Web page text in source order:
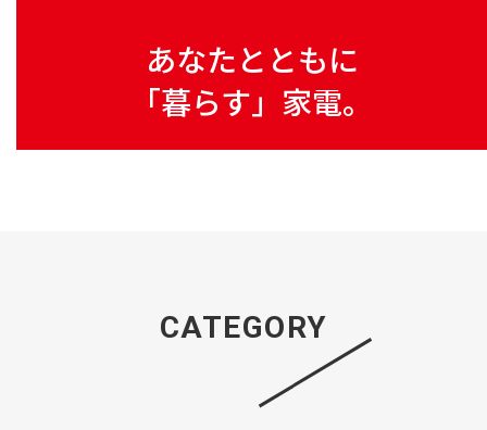
あなたとともに
「暮らす」家電。
CATEGORY